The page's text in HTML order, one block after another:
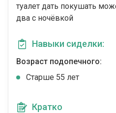
туалет дать покушать
два с ночёвкой
Навыки сиделки:
Возраст подопечного:
Cтарше 55 лет
Кратко